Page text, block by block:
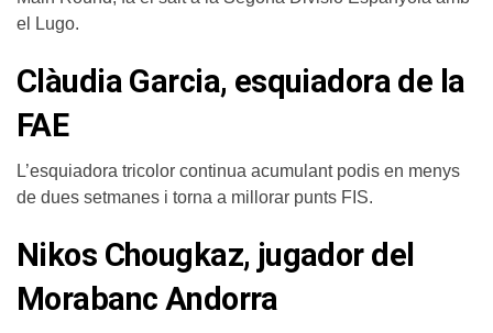
el Lugo.
Clàudia Garcia, esquiadora de la
FAE
L’esquiadora tricolor continua acumulant podis en menys
de dues setmanes i torna a millorar punts FIS.
Nikos Chougkaz, jugador del
Morabanc Andorra